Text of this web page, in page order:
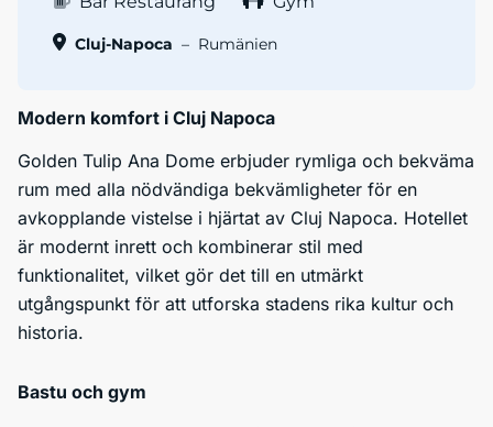
Cluj-Napoca – Rumänien
Modern komfort i Cluj Napoca
Golden Tulip Ana Dome erbjuder rymliga och bekväma
rum med alla nödvändiga bekvämligheter för en
avkopplande vistelse i hjärtat av Cluj Napoca. Hotellet
är modernt inrett och kombinerar stil med
funktionalitet, vilket gör det till en utmärkt
utgångspunkt för att utforska stadens rika kultur och
historia.
Bastu och gym